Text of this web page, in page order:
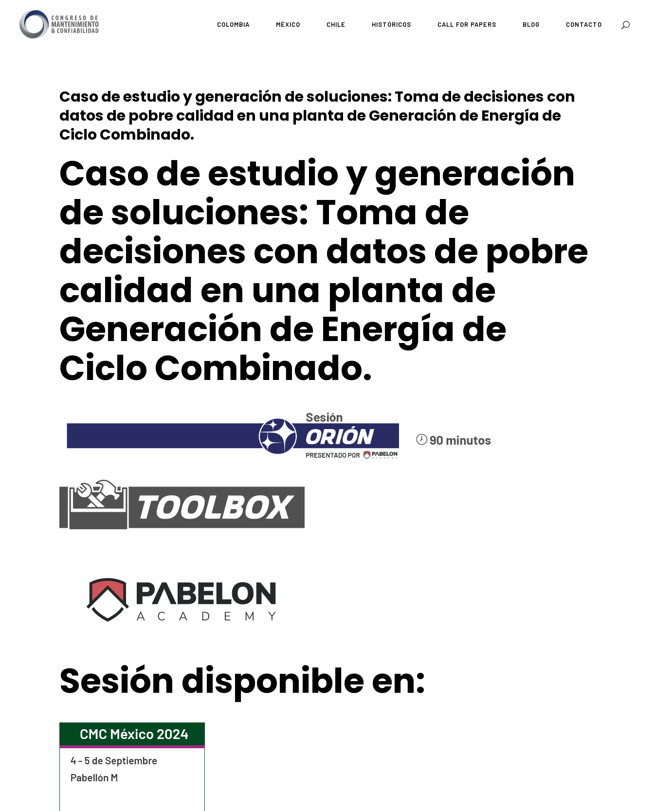
COLOMBIA MÉXICO CHILE HISTÓRICOS CALL FOR PAPERS BLOG CONTACTO
Caso de estudio y generación de soluciones: Toma de decisiones con
datos de pobre calidad en una planta de Generación de Energía de
Ciclo Combinado.
Caso de estudio y generación
de soluciones: Toma de
decisiones con datos de pobre
calidad en una planta de
Generación de Energía de
Ciclo Combinado.
Sesión disponible en: